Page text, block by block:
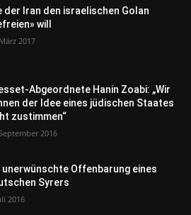
der Iran den israelischen Golan
will
2017
Abgeordnete Hanin Zoabi: „Wir
der Idee eines jüdischen Staates
zustimmen“
2016
unerwünschte Offenbarung eines
Syrers
2016